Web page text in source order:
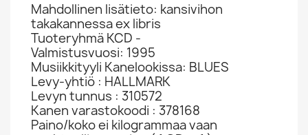
Mahdollinen lisätieto: kansivihon
takakannessa ex libris
Tuoteryhmä KCD -
Valmistusvuosi: 1995
Musiikkityyli Kanelookissa: BLUES
Levy-yhtiö : HALLMARK
Levyn tunnus : 310572
Kanen varastokoodi : 378168
Paino/koko ei kilogrammaa vaan